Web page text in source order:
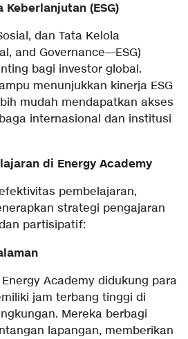
(ESG)
dan Tata Kelola
and Governance—ESG)
bagi investor global.
menunjukkan kinerja ESG
mudah mendapatkan akses
internasional dan institusi
di Energy Academy
pembelajaran,
strategi pengajaran
partisipatif:
Academy didukung para
jam terbang tinggi di
Mereka berbagi
lapangan, memberikan